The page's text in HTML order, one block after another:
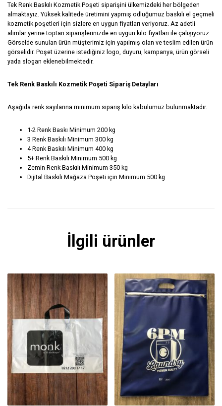
Tek Renk Baskılı Kozmetik Poşeti siparişini ülkemizdeki her bölgeden
almaktayız. Yüksek kalitede üretimini yapmış odluğumuz baskılı el geçmeli
kozmetik poşetleri için sizlere en uygun fiyatları veriyoruz. Az adetli
alımlar yerine toptan siparişlerinizde en uygun kilo fiyatları ile çalışıyoruz.
Görselde sunulan ürün müşterimiz için yapılmış olan ve teslim edilen ürün
görselidir. Poşet üzerine istediğiniz logo, duyuru, kampanya, ürün görseli
yada slogan eklenebilmektedir.
Tek Renk Baskılı Kozmetik Poşeti Sipariş Detayları
Aşağıda renk sayılarına minimum sipariş kilo kabulümüz bulunmaktadır.
1-2 Renk Baskı Minimum 200 kg
3 Renk Baskılı Minimum 300 kg
4 Renk Baskılı Minimum 400 kg
5+ Renk Baskılı Minimum 500 kg
Zemin Renk Baskılı Minimum 350 kg
Dijital Baskılı Mağaza Poşeti için Minimum 500 kg
İlgili ürünler